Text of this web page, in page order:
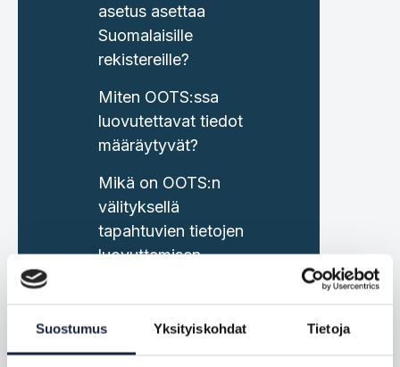
Suostumus Yksityiskohdat Tietoja
asetus asettaa
Suomalaisille
rekistereille?
Miten OOTS:ssa
luovutettavat tiedot
määräytyvät?
Mikä on OOTS:n
välityksellä
tapahtuvien tietojen
luovuttamisen
lainsäädäntö OOTS-